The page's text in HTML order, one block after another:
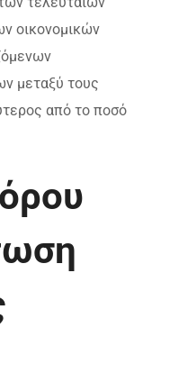
οικονομικών
μεταξύ τους
από το ποσό